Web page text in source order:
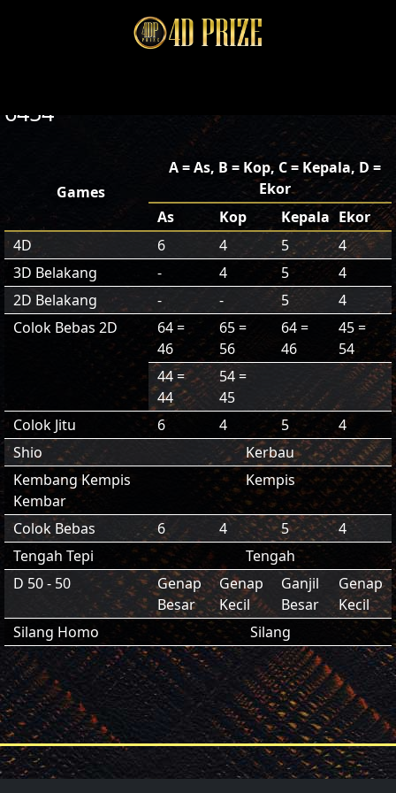
6454
Games
A = As, B = Kop, C = Kepala, D =
Ekor
As
Kop Kepala Ekor
4D
6 4 5
4
3D Belakang
- 4 5
4
2D Belakang
- - 5
4
Colok Bebas 2D
64 =
46
65 =
56
64 =
46
45 =
54
44 =
44
54 =
45
Colok Jitu
6 4 5
4
Shio
Kerbau
Kembang Kempis
Kembar
Kempis
Colok Bebas 6 4 5
4
Tengah Tepi
Tengah
D 50 - 50
Genap
Besar
Genap
Kecil
Ganjil
Besar
Genap
Kecil
Silang Homo
Silang